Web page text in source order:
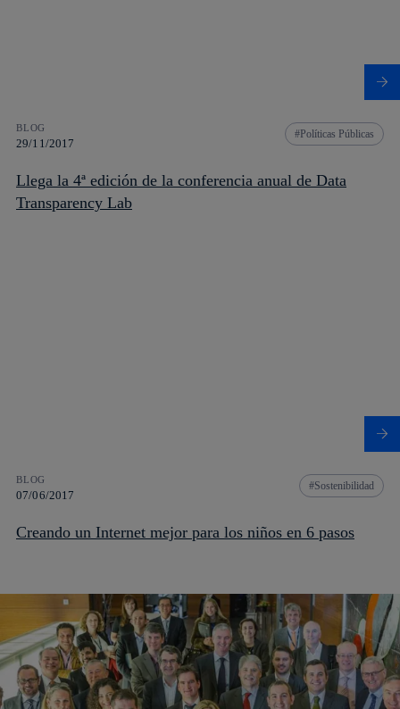
BLOG
29/11/2017
Políticas Públicas
Llega la 4ª edición de la conferencia anual de Data
Transparency Lab
BLOG
07/06/2017
Sostenibilidad
Creando un Internet mejor para los niños en 6 pasos